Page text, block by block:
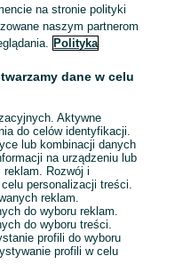
już dostępne
główną
na stronie polityki
naszym partnerom
Polityka
dane w celu
Aktywne
do celów identyfikacji.
lub kombinacji danych
na urządzeniu lub
Rozwój i
personalizacji treści.
reklam.
do wyboru reklam.
do wyboru treści.
profili do wyboru
profili w celu